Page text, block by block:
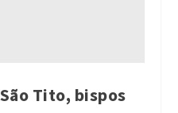
Tito, bispos